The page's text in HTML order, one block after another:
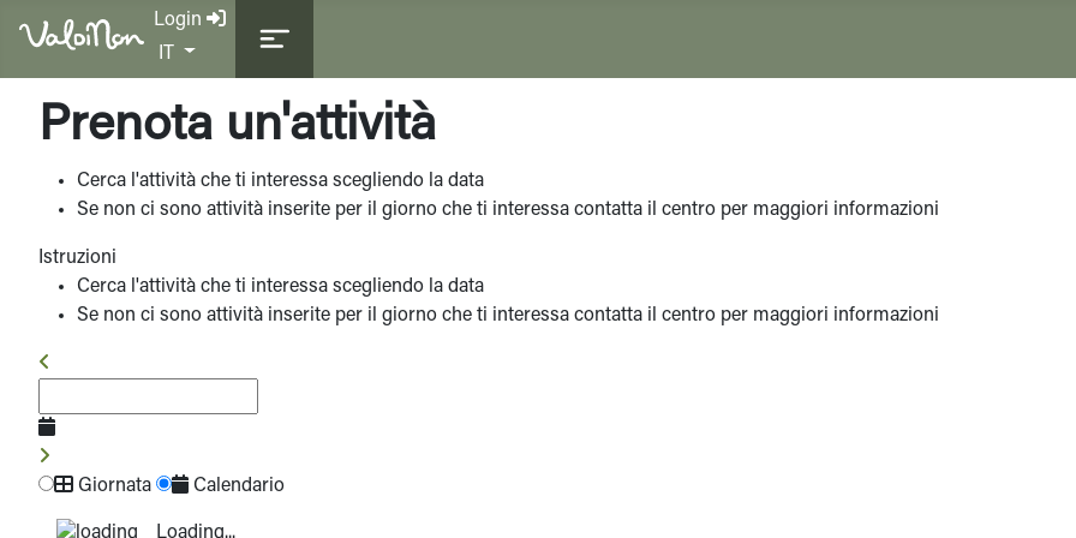
Login
Seleziona la tua lingua
IT
Prenota un'attività
Cerca l'attività che ti interessa scegliendo la data
Se non ci sono attività inserite per il giorno che ti interessa contatta il centro per maggiori informazioni
Istruzioni
Cerca l'attività che ti interessa scegliendo la data
Se non ci sono attività inserite per il giorno che ti interessa contatta il centro per maggiori informazioni
Giornata Calendario
Loading...